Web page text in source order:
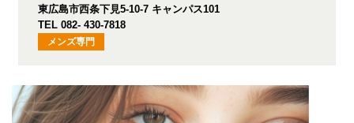
東広島市西条下見5-10-7 キャンパス101
TEL 082- 430-7818
メンズ専門